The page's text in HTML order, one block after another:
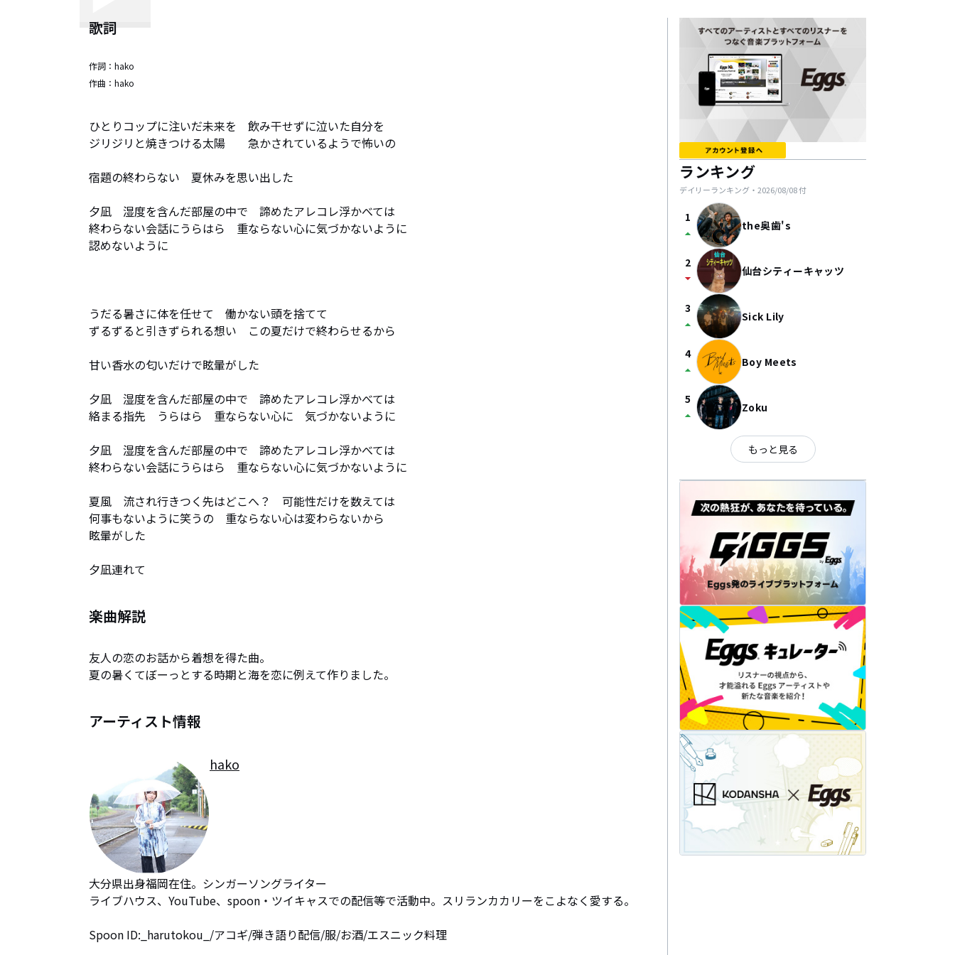
歌詞
作詞： hako
作曲： hako
ひとりコップに注いだ未来を　飲み干せずに泣いた自分を
ジリジリと焼きつける太陽　　急かされているようで怖いの
宿題の終わらない　夏休みを思い出した
夕凪　湿度を含んだ部屋の中で　諦めたアレコレ浮かべては
終わらない会話にうらはら　重ならない心に気づかないように
認めないように
うだる暑さに体を任せて　働かない頭を捨てて
ずるずると引きずられる想い　この夏だけで終わらせるから
甘い香水の匂いだけで眩暈がした
夕凪　湿度を含んだ部屋の中で　諦めたアレコレ浮かべては
絡まる指先　うらはら　重ならない心に　気づかないように
夕凪　湿度を含んだ部屋の中で　諦めたアレコレ浮かべては
終わらない会話にうらはら　重ならない心に気づかないように
夏風　流され行きつく先はどこへ？　可能性だけを数えては
何事もないように笑うの　重ならない心は変わらないから
眩暈がした
夕凪連れて
楽曲解説
友人の恋のお話から着想を得た曲。
夏の暑くてぼーっとする時期と海を恋に例えて作りました。
アーティスト情報
hako
大分県出身福岡在住。シンガーソングライター
ライブハウス、YouTube、spoon・ツイキャスでの配信等で活動中。スリランカカリーをこよなく愛する。
Spoon ID:_harutokou_/アコギ/弾き語り配信/服/お酒/エスニック料理
ランキング
デイリーランキング・ 2026/08/08付
1
arrow_drop_up the奥歯's
2
arrow_drop_down 仙台シティーキャッツ
3
arrow_drop_up Sick Lily
4
arrow_drop_up Boy Meets
5
arrow_drop_up Zoku
もっと見る